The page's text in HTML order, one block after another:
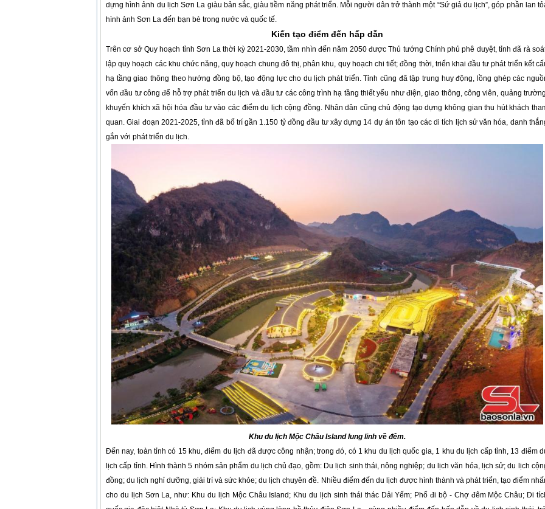
dựng hình ảnh du lịch Sơn La giàu bản sắc, giàu tiềm năng phát triển. Mỗi người dân trở thành một “Sứ giả du lịch”, góp phần lan
hình ảnh Sơn La đến bạn bè trong nước và quốc tế.
Kiến tạo điểm đến hấp dẫn
Trên cơ sở Quy hoạch tỉnh Sơn La thời kỳ 2021-2030, tầm nhìn đến năm 2050 được Thủ tướng Chính phủ phê duyệt, tỉnh đã rà
lập quy hoạch các khu chức năng, quy hoạch chung đô thị, phân khu, quy hoạch chi tiết; đồng thời, triển khai đầu tư phát triển kết
hạ tầng giao thông theo hướng đồng bộ, tạo động lực cho du lịch phát triển. Tỉnh cũng đã tập trung huy động, lồng ghép các
vốn đầu tư công để hỗ trợ phát triển du lịch và đầu tư các công trình hạ tầng thiết yếu như điện, giao thông, công viên, quảng
khuyến khích xã hội hóa đầu tư vào các điểm du lịch cộng đồng. Nhân dân cũng chủ động tạo dựng không gian thu hút khách
quan. Giai đoạn 2021-2025, tỉnh đã bố trí gần 1.150 tỷ đồng đầu tư xây dựng 14 dự án tôn tạo các di tích lịch sử văn hóa, danh
gắn với phát triển du lịch.
Khu du lịch Mộc Châu Island lung linh về đêm.
Đến nay, toàn tỉnh có 15 khu, điểm du lịch đã được công nhận; trong đó, có 1 khu du lịch quốc gia, 1 khu du lịch cấp tỉnh, 13 điểm
lịch cấp tỉnh. Hình thành 5 nhóm sản phẩm du lịch chủ đạo, gồm: Du lịch sinh thái, nông nghiệp; du lịch văn hóa, lịch sử; du lịch
đồng; du lịch nghỉ dưỡng, giải trí và sức khỏe; du lịch chuyên đề. Nhiều điểm đến du lịch được hình thành và phát triển, tạo điểm
cho du lịch Sơn La, như: Khu du lịch Mộc Châu Island; Khu du lịch sinh thái thác Dải Yếm; Phố đi bộ - Chợ đêm Mộc Châu; Di